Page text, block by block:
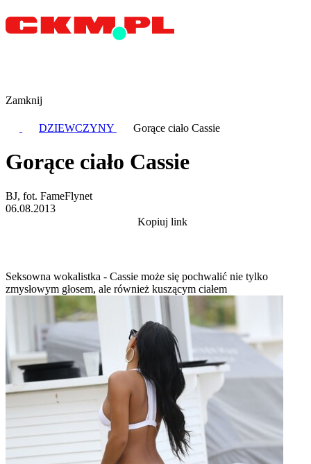
Zamknij
DZIEWCZYNY Gorące ciało Cassie
Gorące ciało Cassie
BJ, fot. FameFlynet
06.08.2013
Kopiuj link
Seksowna wokalistka - Cassie może się pochwalić nie tylko
zmysłowym głosem, ale również kuszącym ciałem